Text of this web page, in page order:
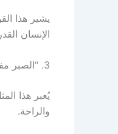
يشير هذا
الإنسان
3. “الصبر مفتاح الفرج”
يُعبر هذا
والراحة.